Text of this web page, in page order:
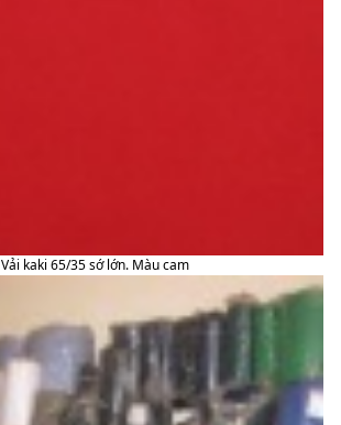
Vải kaki 65/35 sớ lớn. Màu cam